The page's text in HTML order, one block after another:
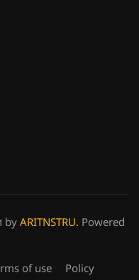
byARITNSTRU. Powered
of use Policy